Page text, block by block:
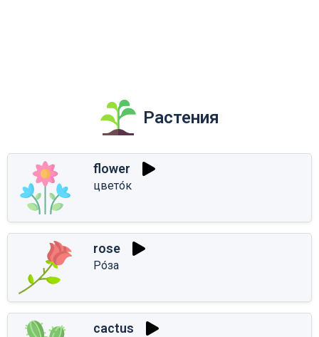
Растения
flower
цвето́к
rose
Ро́за
cactus